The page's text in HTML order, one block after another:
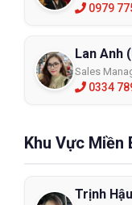
0979
Lan Anh
Sales
0334
Khu Vực Miền
Trịnh Hậu